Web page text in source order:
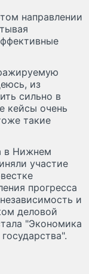
направлении
из
сильно в
кейсы очень
такие
в Нижнем
участие
прогресса
и
деловой
"Экономика